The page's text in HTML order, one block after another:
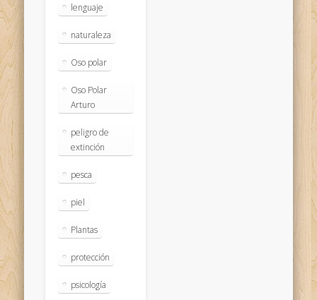
lenguaje
naturaleza
Oso polar
Oso Polar
Arturo
peligro de
extinción
pesca
piel
Plantas
protección
psicología